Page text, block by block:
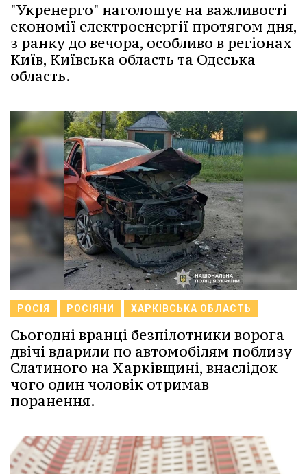
"Укренерго" наголошує на важливості
економії електроенергії протягом дня,
з ранку до вечора, особливо в регіонах
Київ, Київська область та Одеська
область.
РОСІЯ РОСІЯНИ ХАРКІВСЬКА ОБЛАСТЬ
Сьогодні вранці безпілотники ворога
двічі вдарили по автомобілям поблизу
Слатиного на Харківщині, внаслідок
чого один чоловік отримав
поранення.